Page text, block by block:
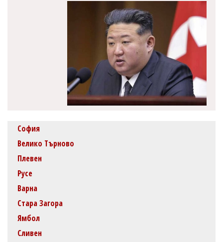
София
Велико Търново
Плевен
Русе
Варна
Стара Загора
Ямбол
Сливен